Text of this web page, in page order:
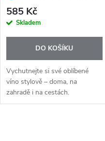
2x250ml.
585 Kč
Skladem
DO KOŠÍKU
Vychutnejte si své oblíbené
víno stylově – doma, na
zahradě i na cestách.
SUPERGLAS sklenice na víno